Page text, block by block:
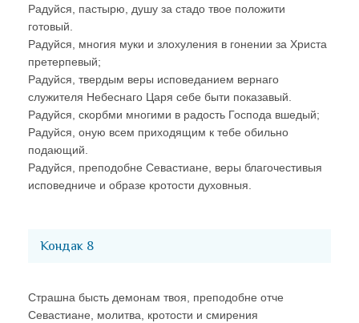
Радуйся, пастырю, душу за стадо твое положити
готовый.
Радуйся, многия муки и злохуления в гонении за Христа
претерпевый;
Радуйся, твердым веры исповеданием вернаго
служителя Небеснаго Царя себе быти показавый.
Радуйся, скорбми многими в радость Господа вшедый;
Радуйся, оную всем приходящим к тебе обильно
подающий.
Радуйся, преподобне Севастиане, веры благочестивыя
исповедниче и образе кротости духовныя.
Кондак 8
Страшна бысть демонам твоя, преподобне отче
Севастиане, молитва, кротости и смирения